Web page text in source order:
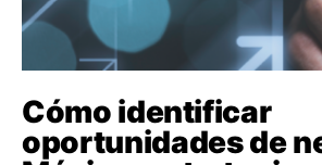
Cómo identificar
oportunidades de